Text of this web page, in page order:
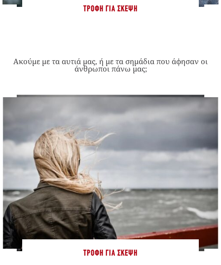
ΤΡΟΦΉ ΓΙΑ ΣΚΈΨΗ
Ακούμε με τα αυτιά μας, ή με τα σημάδια που άφησαν οι
άνθρωποι πάνω μας;
ΤΡΟΦΉ ΓΙΑ ΣΚΈΨΗ